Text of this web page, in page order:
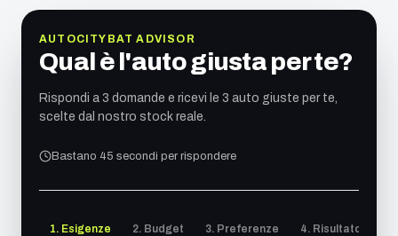
AUTOCITYBAT ADVISOR
Qual è l'auto giusta per te?
Rispondi a 3 domande e ricevi le 3 auto giuste per te,
scelte dal nostro stock reale.
Bastano 45 secondi per rispondere
1. Esigenze 2. Budget 3. Preferenze 4. Risultato